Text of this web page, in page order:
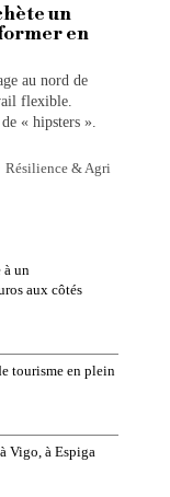
un
en
au nord de
flexible.
« hipsters ».
Résilience & Agri
à un
aux côtés
tourisme en plein
Vigo, à Espiga